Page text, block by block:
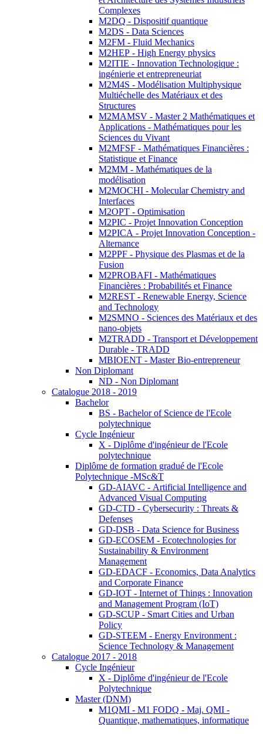
Complexes
M2DQ - Dispositif quantique
M2DS - Data Sciences
M2FM - Fluid Mechanics
M2HEP - High Energy physics
M2ITIE - Innovation Technologique :
ingénierie et entrepreneuriat
M2M4S - Modélisation Multiphysique
Multiéchelle des Matériaux et des
Structures
M2MAMSV - Master 2 Mathématiques et
Applications - Mathématiques pour les
Sciences du Vivant
M2MFSF - Mathématiques Financières :
Statistique et Finance
M2MM - Mathématiques de la
modélisation
M2MOCHI - Molecular Chemistry and
Interfaces
M2OPT - Optimisation
M2PIC - Projet Innovation Conception
M2PICA - Projet Innovation Conception -
Alternance
M2PPF - Physique des Plasmas et de la
Fusion
M2PROBAFI - Mathématiques
Financières : Probabilités et Finance
M2REST - Renewable Energy, Science
and Technology
M2SMNO - Sciences des Matériaux et des
nano-objets
M2TRADD - Transport et Développement
Durable - TRADD
MBIOENT - Master Bio-entrepreneur
Non Diplomant
ND - Non Diplomant
Catalogue 2018 - 2019
Bachelor
BS - Bachelor of Science de l'Ecole
polytechnique
Cycle Ingénieur
X - Diplôme d'ingénieur de l'Ecole
polytechnique
Diplôme de formation gradué de l'Ecole
Polytechnique -MSc&T
GD-AIAVC - Artificial Intelligence and
Advanced Visual Computing
GD-CTD - Cybersecurity : Threats &
Defenses
GD-DSB - Data Science for Business
GD-ECOSEM - Ecotechnologies for
Sustainability & Environment
Management
GD-EDACF - Economics, Data Analytics
and Corporate Finance
GD-IOT - Internet of Things : Innovation
and Management Program (IoT)
GD-SCUP - Smart Cities and Urban
Policy
GD-STEEM - Energy Environment :
Science Technology & Management
Catalogue 2017 - 2018
Cycle Ingénieur
X - Diplôme d'ingénieur de l'Ecole
Polytechnique
Master (DNM)
M1QMI - M1 FODQ - Maj. QMI -
Quantique, mathematiques, informatique